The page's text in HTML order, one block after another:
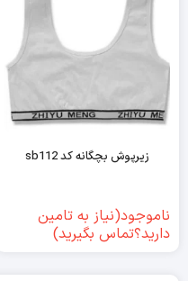
زیرپوش بچگانه کد sb112
ناموجود(نیاز به تامین
دارید؟تماس بگیرید)